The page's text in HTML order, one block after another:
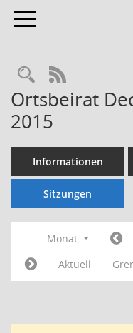
Toggle navigation
RSS-Feed
Ortsbeirat
2015
Informationen
Sitzungen
Monat
Aktuell